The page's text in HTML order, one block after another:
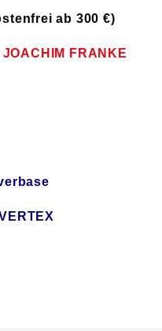
ab 300 €)
JOACHIM FRANKE